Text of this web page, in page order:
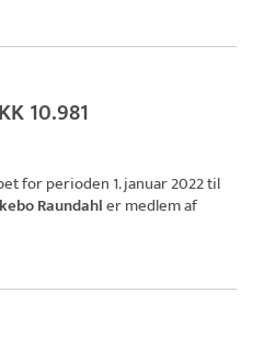
10.981
for perioden 1. januar 2022 til
Raundahler medlem af